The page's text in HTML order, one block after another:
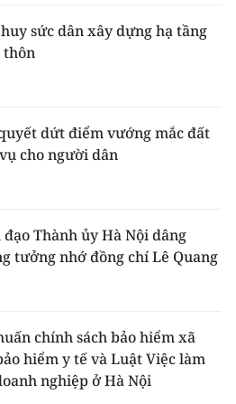
sức dân xây dựng hạ tầng
thôn
dứt điểm vướng mắc đất
cho người dân
Thành ủy Hà Nội dâng
tưởng nhớ đồng chí Lê Quang
chính sách bảo hiểm xã
hiểm y tế và Luật Việc làm
nghiệp ở Hà Nội